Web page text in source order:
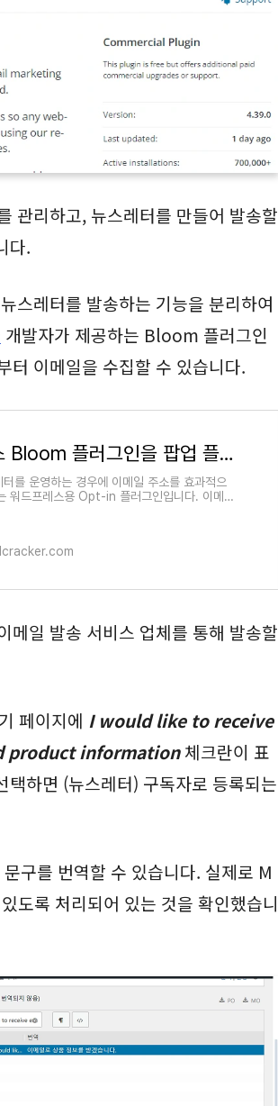
관리하고, 뉴스레터를 만들어 발송할
다.
스레터를 발송하는 기능을 분리하여
개발자가 제공하는 Bloom 플러그인
터 이메일을 수집할 수 있습니다.
워드프레스 Bloom 플러그인을 팝업 플러그인으로 사용하는 방법 - 워드프레스 정보꾸러미
를 운영하는 경우에 이메일 주소를 효과적으
워드프레스용 Opt-in 플러그인입니다. 이메일
메일 발송 서비스 업체를 통해 발송할
페이지에 I would like to receive
product information체크란이 표
하면 (뉴스레터) 구독자로 등록되는
구를 번역할 수 있습니다. 실제로 M
도록 처리되어 있는 것을 확인했습니